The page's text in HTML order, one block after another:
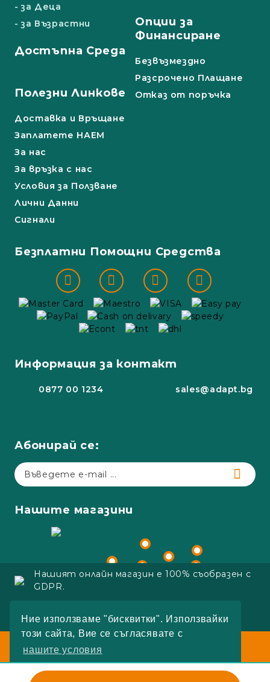
Ние използваме "бисквитки". Използвайки
този сайта, Вие се съгласявате с
нашите условия
- за Деца
- за Възрастни
Достъпна Среда
Опции за
Финансиране
Безвъзмездно
Разсрочено Плащане
Полезни Линкове
Доставка и Връщане
Заплатете НАЕМ
За нас
За връзка с нас
Условия за Ползване
Лични Данни
Сигнали
Отказ от поръчка
Безплатни Помощни Средства
Информация за контакт
0877 00 1234 sales@adapt.bg
Абонирай се:
Нашите магазини
Нашият онлайн магазин е 100% съобразен с
GDPR.
Онлайн магазин от SELITON
Работно време:
Пон.-Пет.: 09:00 - 18:00